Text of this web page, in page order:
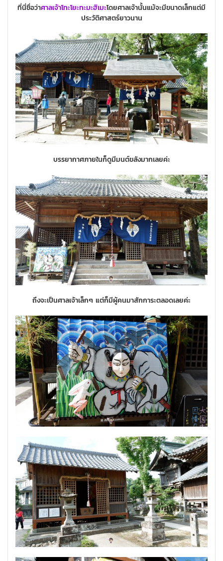
ที่นี่ชื่อว่าศาลเจ้าโทะโยะทะมะฮิเมะโดยศาลเจ้านั้นแม้จะมีขนาดเล็กแต่มี
ประวัติศาสตร์ยาวนาน
บรรยากาศภายในก็ดูมีมนต์ขลังมากเลยค่ะ
ถึงจะเป็นศาลเจ้าเล็กๆ แต่ก็มีผู้คนมาสักการะตลอดเลยค่ะ